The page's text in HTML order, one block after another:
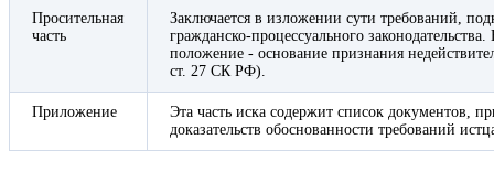
Просительная
часть
Заключается в изложении сути требований,
гражданско-процессуального
положение - основание признания
ст. 27 СК РФ).
Приложение
Эта часть иска содержит список документов,
доказательств обоснованности требований